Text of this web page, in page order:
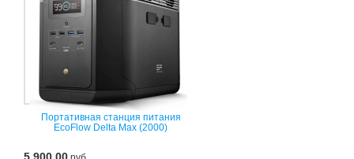
Портативная станция питания
EcoFlow Delta Max (2000)